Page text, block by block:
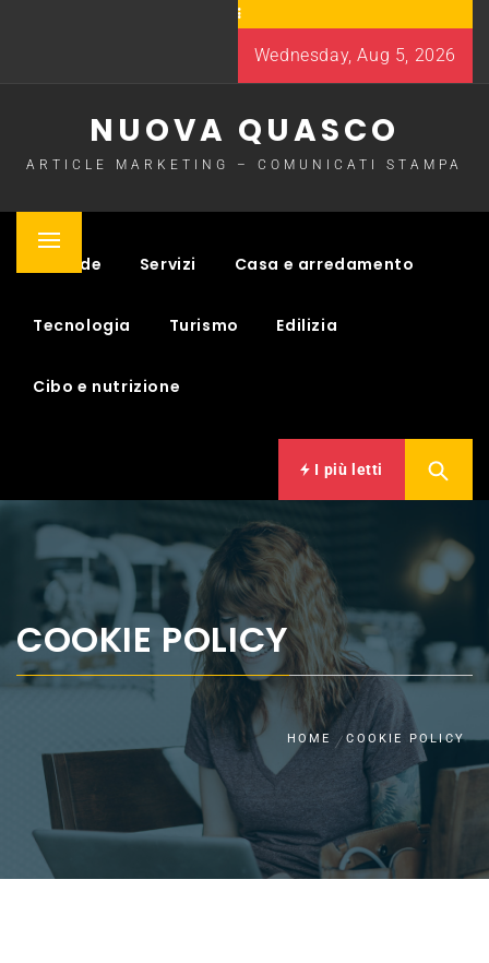
Wednesday, Aug 5, 2026
NUOVA QUASCO
ARTICLE MARKETING – COMUNICATI STAMPA
Primary
Aziende Servizi Casa e arredamento
Tecnologia Turismo Edilizia
Cibo e nutrizione
I più letti
COOKIE POLICY
HOME COOKIE POLICY